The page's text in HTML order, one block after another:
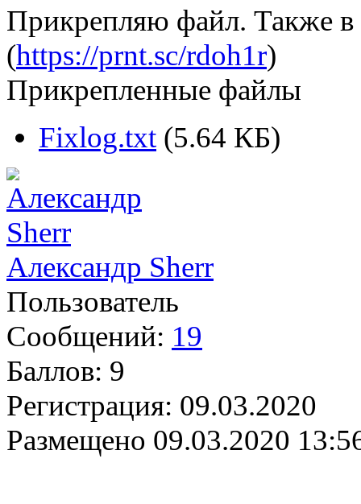
Прикрепляю файл. Также в
(https://prnt.sc/rdoh1r)
Прикрепленные файлы
Fixlog.txt (5.64 КБ)
Александр Sherr
Пользователь
Сообщений: 19
Баллов: 9
Регистрация: 09.03.2020
Размещено 09.03.2020